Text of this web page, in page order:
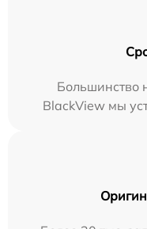
Большинство
BlackView мы